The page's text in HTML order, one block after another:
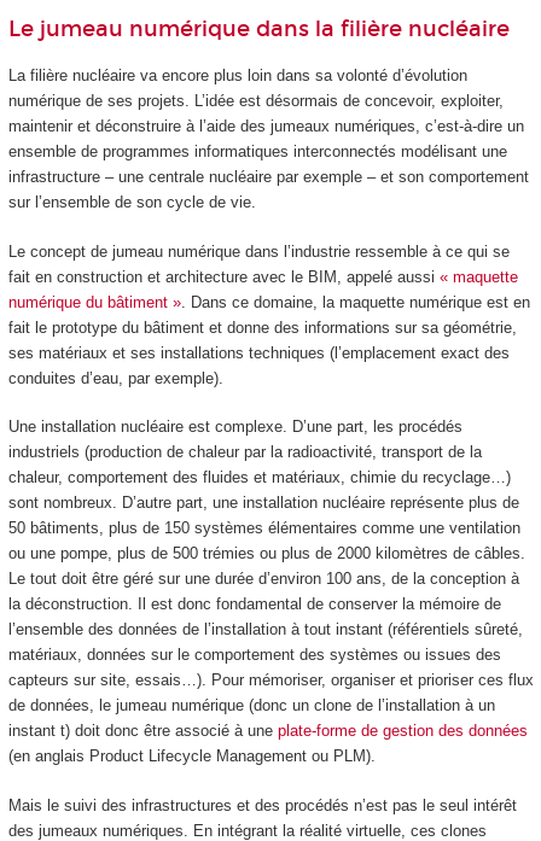
Le jumeau numérique dans la filière nucléaire
La filière nucléaire va encore plus loin dans sa volonté d’évolution
numérique de ses projets. L’idée est désormais de concevoir, exploiter,
maintenir et déconstruire à l’aide des jumeaux numériques, c’est-à-dire un
ensemble de programmes informatiques interconnectés modélisant une
infrastructure – une centrale nucléaire par exemple – et son comportement
sur l’ensemble de son cycle de vie.
Le concept de jumeau numérique dans l’industrie ressemble à ce qui se
fait en construction et architecture avec le BIM, appelé aussi « maquette
numérique du bâtiment ». Dans ce domaine, la maquette numérique est en
fait le prototype du bâtiment et donne des informations sur sa géométrie,
ses matériaux et ses installations techniques (l’emplacement exact des
conduites d’eau, par exemple).
Une installation nucléaire est complexe. D’une part, les procédés
industriels (production de chaleur par la radioactivité, transport de la
chaleur, comportement des fluides et matériaux, chimie du recyclage…)
sont nombreux. D’autre part, une installation nucléaire représente plus de
50 bâtiments, plus de 150 systèmes élémentaires comme une ventilation
ou une pompe, plus de 500 trémies ou plus de 2000 kilomètres de câbles.
Le tout doit être géré sur une durée d’environ 100 ans, de la conception à
la déconstruction. Il est donc fondamental de conserver la mémoire de
l’ensemble des données de l’installation à tout instant (référentiels sûreté,
matériaux, données sur le comportement des systèmes ou issues des
capteurs sur site, essais…). Pour mémoriser, organiser et prioriser ces flux
de données, le jumeau numérique (donc un clone de l’installation à un
instant t) doit donc être associé à une plate-forme de gestion des données
(en anglais Product Lifecycle Management ou PLM).
Mais le suivi des infrastructures et des procédés n’est pas le seul intérêt
des jumeaux numériques. En intégrant la réalité virtuelle, ces clones